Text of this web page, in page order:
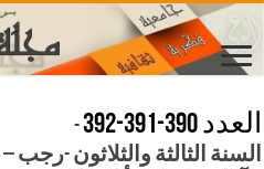
العدد 390-391-392
-